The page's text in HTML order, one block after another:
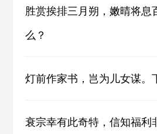
胜赏挨排三月朔，嫩晴将息
么？
灯前作家书，岂为儿女谋。
衰宗幸有此奇特，信知福利